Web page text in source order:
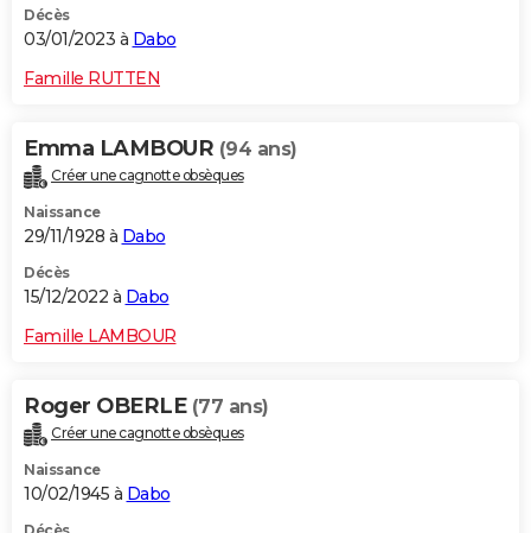
Décès
03/01/2023 à Dabo
Famille RUTTEN
Emma LAMBOUR (94 ans)
Créer une cagnotte obsèques
Naissance
29/11/1928 à Dabo
Décès
15/12/2022 à Dabo
Famille LAMBOUR
Roger OBERLE (77 ans)
Créer une cagnotte obsèques
Naissance
10/02/1945 à Dabo